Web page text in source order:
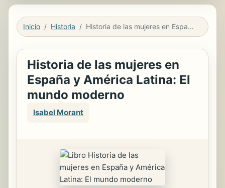
Inicio Historia Historia de las mujeres en España y América Latina: El mundo moderno
Historia de las mujeres en
España y América Latina: El
mundo moderno
Isabel Morant